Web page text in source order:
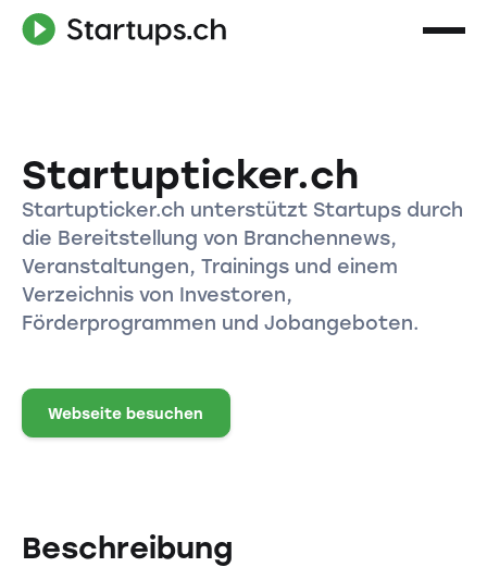
Startupticker.ch
Startupticker.ch unterstützt Startups durch
die Bereitstellung von Branchennews,
Veranstaltungen, Trainings und einem
Verzeichnis von Investoren,
Förderprogrammen und Jobangeboten.
Webseite besuchen
Beschreibung